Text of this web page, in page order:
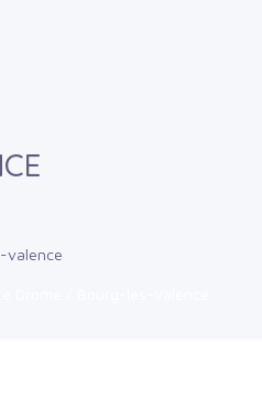
valence